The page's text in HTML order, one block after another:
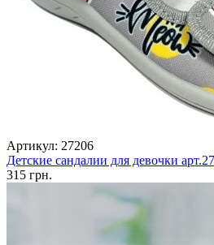
Артикул: 27206
Детские сандалии для девочки
315 грн.